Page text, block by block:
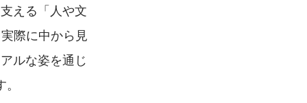
える「人や文
際に中から見
ルな姿を通じ